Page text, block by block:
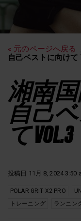
« 元のページへ戻る
自己ベストに向けて
湘南
自己
て VOL.3
投稿日 11月 8, 2024 3:50
POLAR GRIT X2 PRO
トレーニング
ランニン